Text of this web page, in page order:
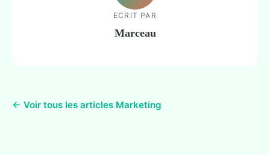
ECRIT PAR
Marceau
← Voir tous les articles Marketing